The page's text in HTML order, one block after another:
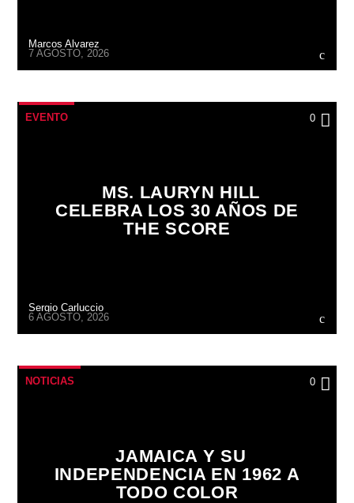
Marcos Alvarez
7 AGOSTO, 2026
EVENTO 0
MS. LAURYN HILL
CELEBRA LOS 30 AÑOS DE
THE SCORE
Sergio Carluccio
6 AGOSTO, 2026
NOTICIAS 0
JAMAICA Y SU
INDEPENDENCIA EN 1962 A
TODO COLOR